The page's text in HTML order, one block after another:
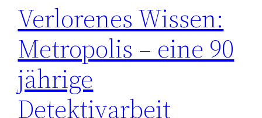
Verlorenes Wissen:
Metropolis – eine 90
jährige
Detektivarbeit